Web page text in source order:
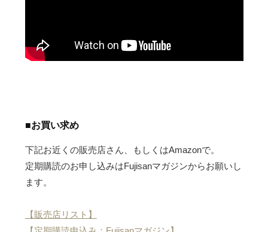
■お買い求め
下記お近くの販売店さん、もしくはAmazonで。
定期購読のお申し込みはFujisanマガジンからお願いし
ます。
【販売店リスト】